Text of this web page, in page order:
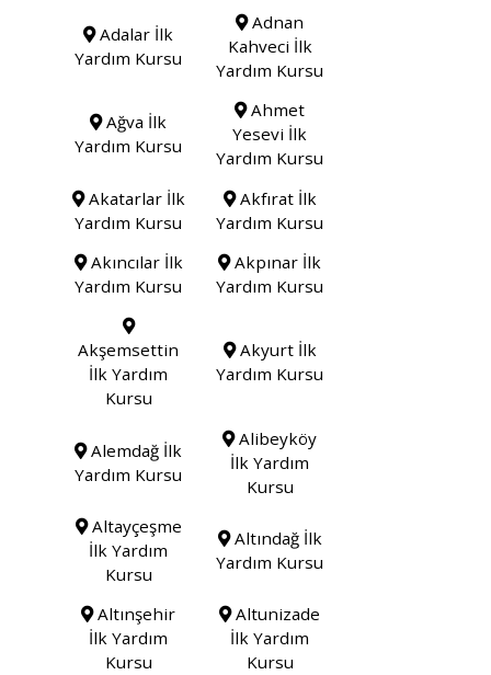
Adalar İlk
Yardım Kursu
Adnan
Kahveci İlk
Yardım Kursu
Ağva İlk
Yardım Kursu
Ahmet
Yesevi İlk
Yardım Kursu
Akatarlar İlk
Yardım Kursu
Akfırat İlk
Yardım Kursu
Akıncılar İlk
Yardım Kursu
Akpınar İlk
Yardım Kursu
Akşemsettin
İlk Yardım
Kursu
Akyurt İlk
Yardım Kursu
Alemdağ İlk
Yardım Kursu
Alibeyköy
İlk Yardım
Kursu
Altayçeşme
İlk Yardım
Kursu
Altındağ İlk
Yardım Kursu
Altınşehir
İlk Yardım
Kursu
Altunizade
İlk Yardım
Kursu